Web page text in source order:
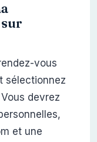
vous
sélectionnez
devrez
et une